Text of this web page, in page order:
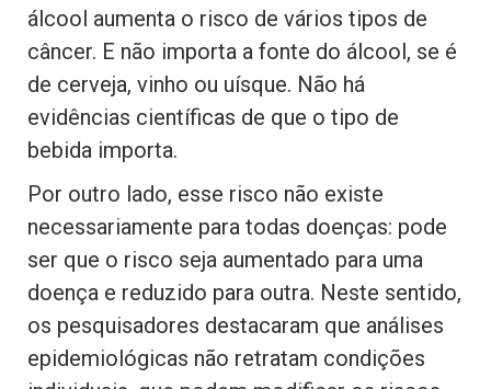
álcool aumenta o risco de vários tipos de
câncer. E não importa a fonte do álcool, se é
de cerveja, vinho ou uísque. Não há
evidências científicas de que o tipo de
bebida importa.
Por outro lado, esse risco não existe
necessariamente para todas doenças: pode
ser que o risco seja aumentado para uma
doença e reduzido para outra. Neste sentido,
os pesquisadores destacaram que análises
epidemiológicas não retratam condições